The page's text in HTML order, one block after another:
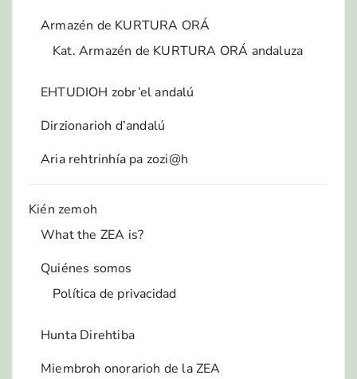
Armazén de KURTURA ORÁ
Kat. Armazén de KURTURA ORÁ andaluza
EHTUDIOH zobr’el andalú
Dirzionarioh d’andalú
Aria rehtrinhía pa zozi@h
Kién zemoh
What the ZEA is?
Quiénes somos
Política de privacidad
Hunta Direhtiba
Miembroh onorarioh de la ZEA